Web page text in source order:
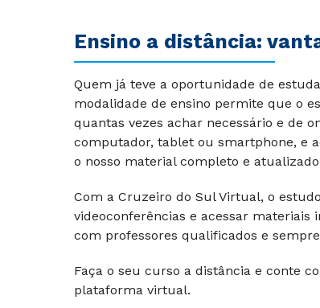
Ensino a distância:
Quem já teve a oportunidade de
modalidade de ensino permite que o
quantas vezes achar necessário e de
computador, tablet ou smartphone, e
o nosso material completo e
Com a Cruzeiro do Sul Virtual, o
videoconferências e acessar materiais
com professores qualificados e
Faça o seu curso a distância e conte
plataforma virtual.